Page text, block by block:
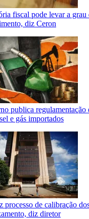
fiscal pode levar a grau
diz Ceron
publica regulamentação
e gás importados
processo de calibração
diz diretor